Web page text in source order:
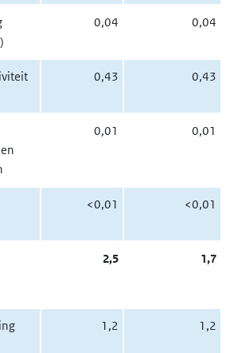
0,04 0,04
0,43 0,43
0,01 0,01
<0,01 <0,01
2,5 1,7
1,2 1,2